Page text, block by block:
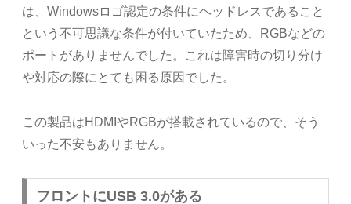
は、Windowsロゴ認定の条件にヘッドレスであること
という不可思議な条件が付いていたため、RGBなどの
ポートがありませんでした。これは障害時の切り分け
や対応の際にとても困る原因でした。
この製品はHDMIやRGBが搭載されているので、そう
いった不安もありません。
フロントにUSB 3.0がある